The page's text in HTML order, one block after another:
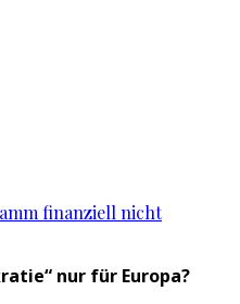
finanziell nicht
nur für Europa?